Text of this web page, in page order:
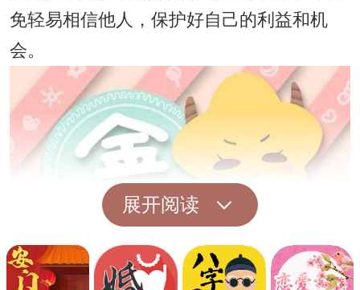
免轻易相信他人，保护好自己的利益和机
会。
展开阅读